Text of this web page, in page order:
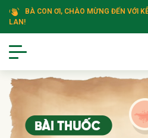
BÀ CON ƠI, CHÀO MỪNG ĐẾN VỚI
LAN!